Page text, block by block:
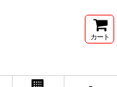
カート